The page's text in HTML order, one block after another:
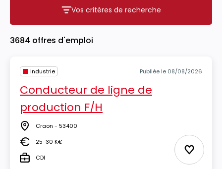
Vos critères de recherche
Vos critères de recherche
3684 offres d'emploi
Industrie Publiée le 08/08/2026
Conducteur de ligne de
production F/H
Lieu Craon - 53400
Salaire25-30 K€
TypeCDI Ajouter